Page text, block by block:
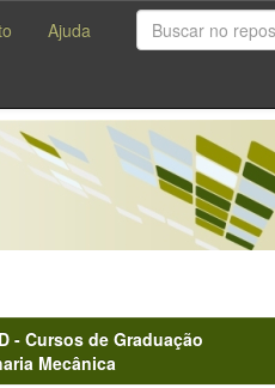
Ajuda
- Cursos de Graduação
Mecânica